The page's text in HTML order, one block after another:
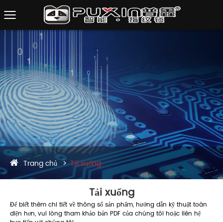
Trang chủ Tải xuống
Tải xuống
Để biết thêm chi tiết về thông số sản phẩm, hướng dẫn kỹ thuật toàn
diện hơn, vui lòng tham khảo bản PDF của chúng tôi hoặc liên hệ